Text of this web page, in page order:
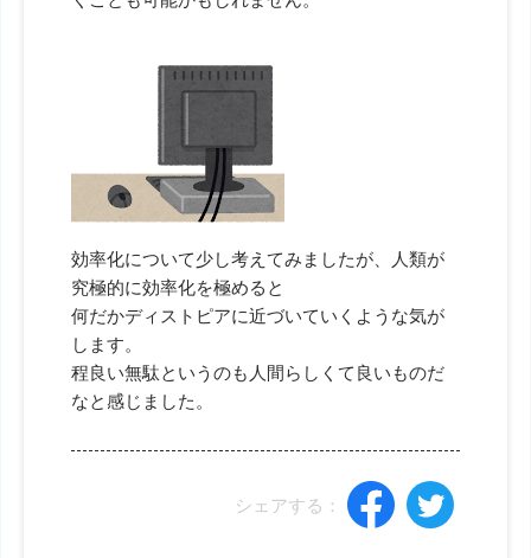
効率化について少し考えてみましたが、人類が
究極的に効率化を極めると
何だかディストピアに近づいていくような気が
します。
程良い無駄というのも人間らしくて良いものだ
なと感じました。
シェアする：